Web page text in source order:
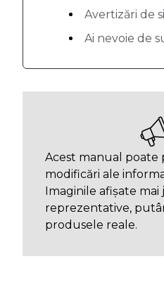
Avertizări de
Ai nevoie de
Acest manual poate
modificări ale
Imaginile afișate mai
reprezentative,
produsele reale.